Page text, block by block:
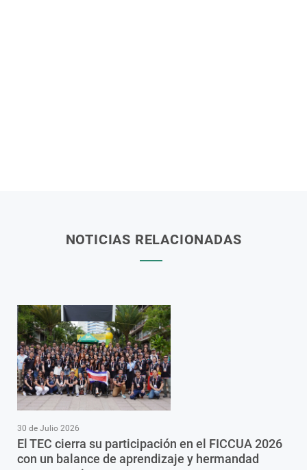
NOTICIAS RELACIONADAS
30 de Julio 2026
El TEC cierra su participación en el FICCUA 2026
con un balance de aprendizaje y hermandad